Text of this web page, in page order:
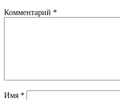
Комментарий *
Имя *